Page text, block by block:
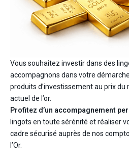
Vous souhaitez investir dans des
accompagnons dans votre
produits d’investissement au prix du
actuel de l’or.
Profitez d’un accompagnement
lingots en toute sérénité et réaliser
cadre sécurisé auprès de nos
l’Or.